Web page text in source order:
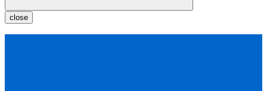
close